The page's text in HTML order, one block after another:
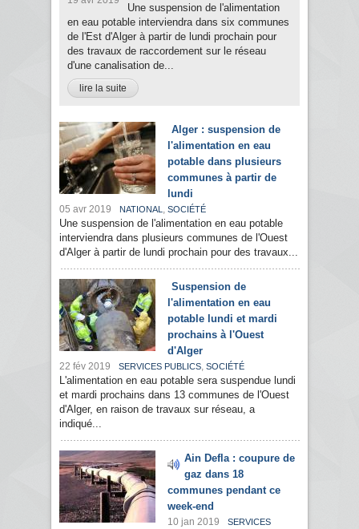
Une suspension de l'alimentation
en eau potable interviendra dans six communes
de l'Est d'Alger à partir de lundi prochain pour
des travaux de raccordement sur le réseau
d'une canalisation de...
lire la suite
Alger : suspension de
l'alimentation en eau
potable dans plusieurs
communes à partir de
lundi
05 avr 2019 NATIONAL , SOCIÉTÉ
Une suspension de l'alimentation en eau potable
interviendra dans plusieurs communes de l'Ouest
d'Alger à partir de lundi prochain pour des travaux...
Suspension de
l'alimentation en eau
potable lundi et mardi
prochains à l'Ouest
d'Alger
22 fév 2019 SERVICES PUBLICS, SOCIÉTÉ
L'alimentation en eau potable sera suspendue lundi
et mardi prochains dans 13 communes de l'Ouest
d'Alger, en raison de travaux sur réseau, a
indiqué...
Ain Defla : coupure de
gaz dans 18
communes pendant ce
week-end
10 jan 2019
SERVICES